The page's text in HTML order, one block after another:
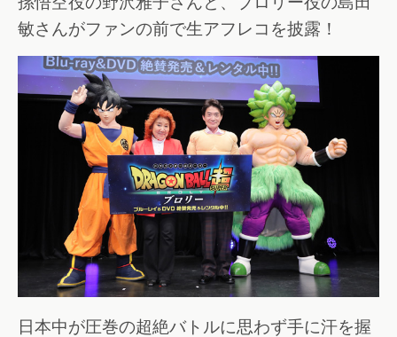
敏さんがファンの前で生アフレコを披露！
日本中が圧巻の超絶バトルに思わず手に汗を握